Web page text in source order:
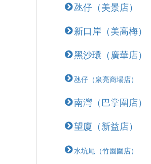
氹仔（美景店）
新口岸（美高梅）
黑沙環（廣華店）
氹仔（泉亮商場店）
南灣（巴掌圍店）
望廈（新益店）
水坑尾（竹園圍店）